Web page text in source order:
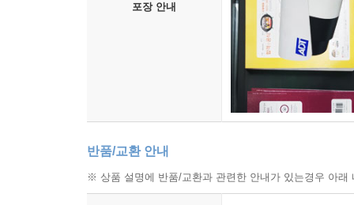
포장 안내
반품/교환 안내
※ 상품 설명에 반품/교환과 관련한 안내가 있는경우 아